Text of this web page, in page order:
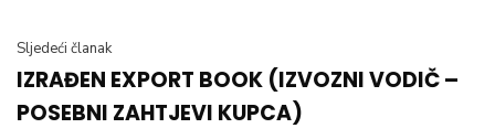
Sljedeći članak
IZRAĐEN EXPORT BOOK (IZVOZNI VODIČ –
POSEBNI ZAHTJEVI KUPCA)